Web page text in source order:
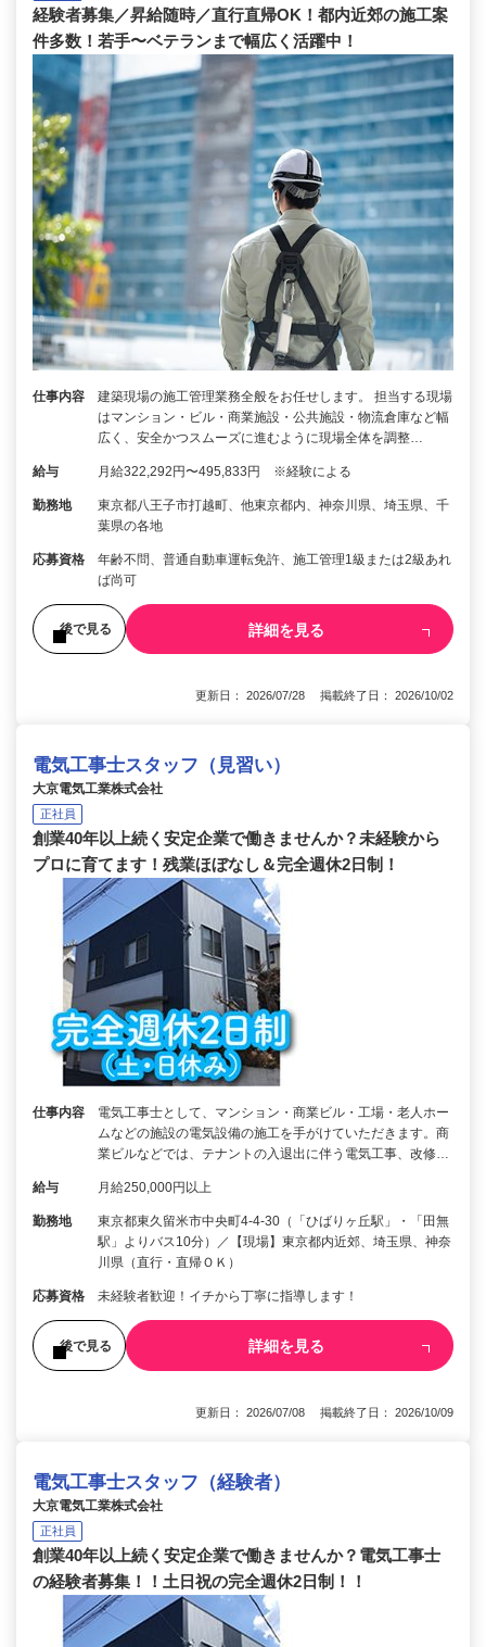
経験者募集／昇給随時／直行直帰OK！都内近郊の施工案
件多数！若手〜ベテランまで幅広く活躍中！
仕事内容
建築現場の施工管理業務全般をお任せします。 担当する現場
はマンション・ビル・商業施設・公共施設・物流倉庫など幅
広く、安全かつスムーズに進むように現場全体を調整…
給与 月給322,292円〜495,833円 ※経験による
勤務地
東京都八王子市打越町、他東京都内、神奈川県、埼玉県、千
葉県の各地
応募資格
年齢不問、普通自動車運転免許、施工管理1級または2級あれ
ば尚可
後で見る 詳細を見る
更新日： 2026/07/28 掲載終了日： 2026/10/02
電気工事士スタッフ（見習い）
大京電気工業株式会社
正社員
創業40年以上続く安定企業で働きませんか？未経験から
プロに育てます！残業ほぼなし＆完全週休2日制！
仕事内容
電気工事士として、マンション・商業ビル・工場・老人ホー
ムなどの施設の電気設備の施工を手がけていただきます。商
業ビルなどでは、テナントの入退出に伴う電気工事、改修…
給与 月給250,000円以上
勤務地
東京都東久留米市中央町4-4-30（「ひばりヶ丘駅」・「田無
駅」よりバス10分）／【現場】東京都内近郊、埼玉県、神奈
川県（直行・直帰ＯＫ）
応募資格 未経験者歓迎！イチから丁寧に指導します！
後で見る 詳細を見る
更新日： 2026/07/08 掲載終了日： 2026/10/09
電気工事士スタッフ（経験者）
大京電気工業株式会社
正社員
創業40年以上続く安定企業で働きませんか？電気工事士
の経験者募集！！土日祝の完全週休2日制！！